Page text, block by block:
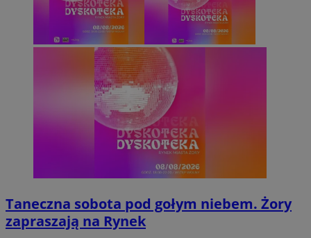
Taneczna sobota pod gołym niebem. Żory
zapraszają na Rynek